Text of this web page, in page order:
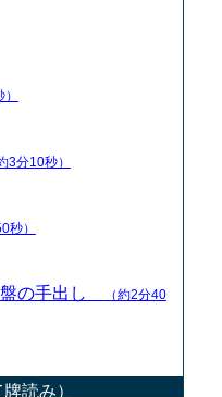
3分10秒）
秒）
盤の手出し
（約2分40
読み）